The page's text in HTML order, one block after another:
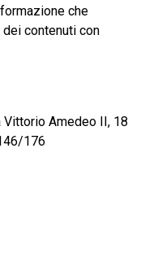
che
dei contenuti con
Amedeo II, 18
176